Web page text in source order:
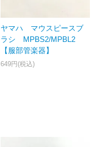
ヤマハ マウスピースブ
ラシ MPBS2/MPBL2
【服部管楽器】
649円(税込)